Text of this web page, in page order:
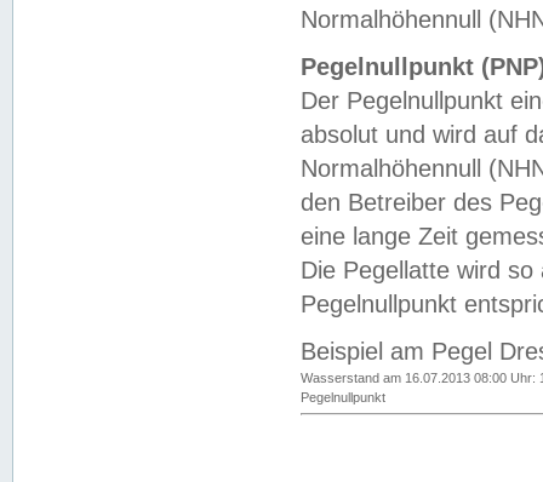
Normalhöhennull
Pegelnullpunkt
Der Pegelnullpunkt
absolut und wird auf
Normalhöhennull
den Betreiber des
eine lange Zeit
Die Pegellatte wird
Pegelnullpunkt
Beispiel am Pegel
Wasserstand am 16.07.2013 08:00 Uhr:
Pegelnullpunkt